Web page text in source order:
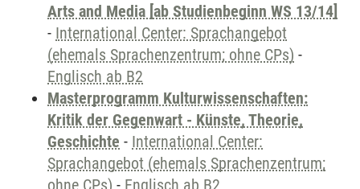
Arts and Media [ab Studienbeginn WS 13/14]
- International Center: Sprachangebot
(ehemals Sprachenzentrum; ohne CPs) -
Englisch ab B2
Masterprogramm Kulturwissenschaften:
Kritik der Gegenwart - Künste, Theorie,
Geschichte - International Center:
Sprachangebot (ehemals Sprachenzentrum;
ohne CPs) - Englisch ab B2